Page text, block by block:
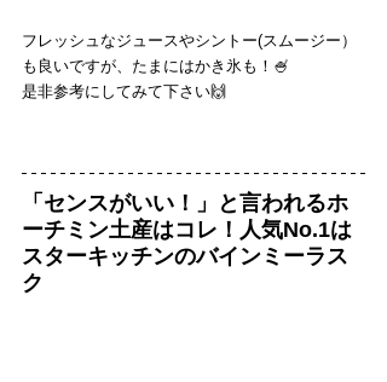
フレッシュなジュースやシントー(スムージー）
も良いですが、たまにはかき氷も！🍧
是非参考にしてみて下さい🙌
「センスがいい！」と言われるホ
ーチミン土産はコレ！人気No.1は
スターキッチンのバインミーラス
ク